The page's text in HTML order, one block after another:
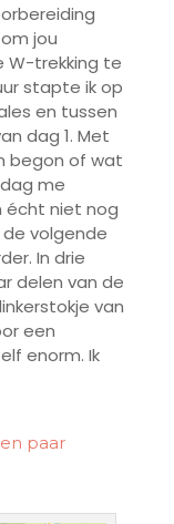
jou
W-trekking te
stapte ik op
en tussen
dag 1. Met
begon of wat
me
écht niet nog
volgende
In drie
delen van de
van
een
enorm. Ik
paar